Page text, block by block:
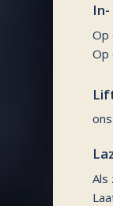
Op
Op
Als